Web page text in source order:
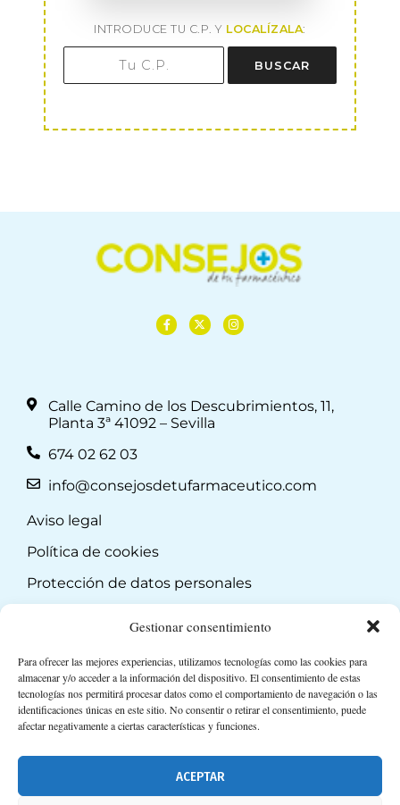
Gestionar consentimiento
Para ofrecer las mejores experiencias, utilizamos tecnologías como las cookies para
almacenar y/o acceder a la información del dispositivo. El consentimiento de estas
tecnologías nos permitirá procesar datos como el comportamiento de navegación o las
identificaciones únicas en este sitio. No consentir o retirar el consentimiento, puede
afectar negativamente a ciertas características y funciones.
ACEPTAR
INTRODUCE TU C.P. Y LOCALÍZALA:
BUSCAR
Calle Camino de los Descubrimientos, 11,
Planta 3ª 41092 – Sevilla
674 02 62 03
info@consejosdetufarmaceutico.com
Aviso legal
Política de cookies
Protección de datos personales